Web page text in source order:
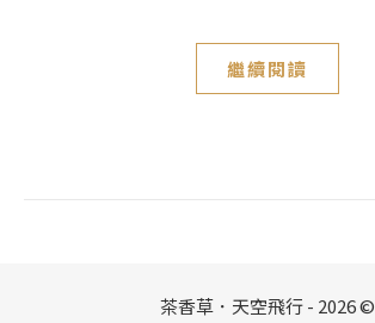
繼續閱讀
茶香草．天空飛行 - 2026 ©